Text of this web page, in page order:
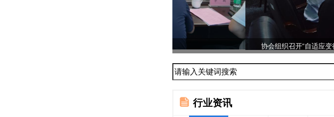
协会组织召开“自适应变径管道对接装置研发与...
行业资讯